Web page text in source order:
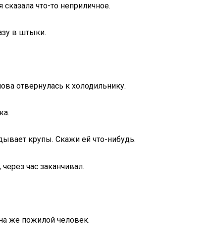
что-то неприличное.
в штыки.
отвернулась к холодильнику.
крупы. Скажи ей что-нибудь.
час заканчивал.
же пожилой человек.